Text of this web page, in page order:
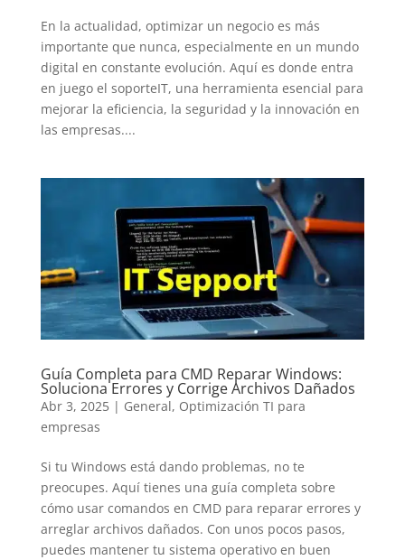
En la actualidad, optimizar un negocio es más
importante que nunca, especialmente en un mundo
digital en constante evolución. Aquí es donde entra
en juego el soporteIT, una herramienta esencial para
mejorar la eficiencia, la seguridad y la innovación en
las empresas....
Guía Completa para CMD Reparar Windows:
Soluciona Errores y Corrige Archivos Dañados
Abr 3, 2025| General, Optimización TI para
empresas
Si tu Windows está dando problemas, no te
preocupes. Aquí tienes una guía completa sobre
cómo usar comandos en CMD para reparar errores y
arreglar archivos dañados. Con unos pocos pasos,
puedes mantener tu sistema operativo en buen